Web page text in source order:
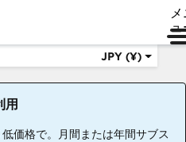
ュ
JPY (¥)
用
価格で。月間または年間サブス